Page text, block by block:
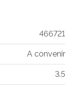
466721
A convenir
3.5